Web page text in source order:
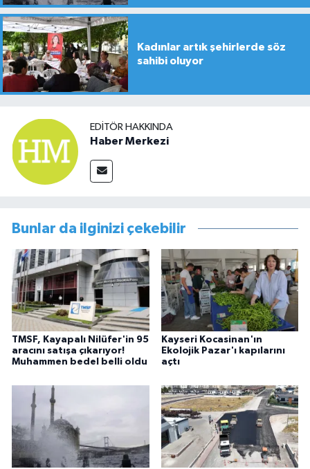
Kadınlar artık şehirlerde söz
sahibi oluyor
EDITÖR HAKKINDA
Haber Merkezi
Bunlar da ilginizi çekebilir
TMSF, Kayapalı Nilüfer'in 95
aracını satışa çıkarıyor!
Muhammen bedel belli oldu
Kayseri Kocasinan'ın
Ekolojik Pazar'ı kapılarını
açtı